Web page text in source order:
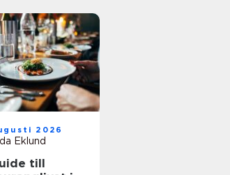
2026
Eklund
till